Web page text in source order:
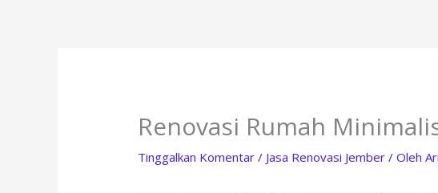
Renovasi Rumah
Tinggalkan Komentar / Jasa Renovasi Jember / Oleh